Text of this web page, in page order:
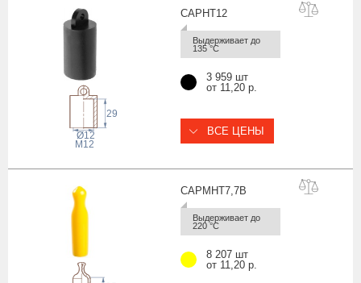
CAPHT12
Выдерживает до
135 °С
29
Ø12
M12
3 959 шт
от 11,20 р.
ВСЕ ЦЕНЫ
CAPMHT7,7B
Выдерживает до
220 °С
8 207 шт
от 11,20 р.